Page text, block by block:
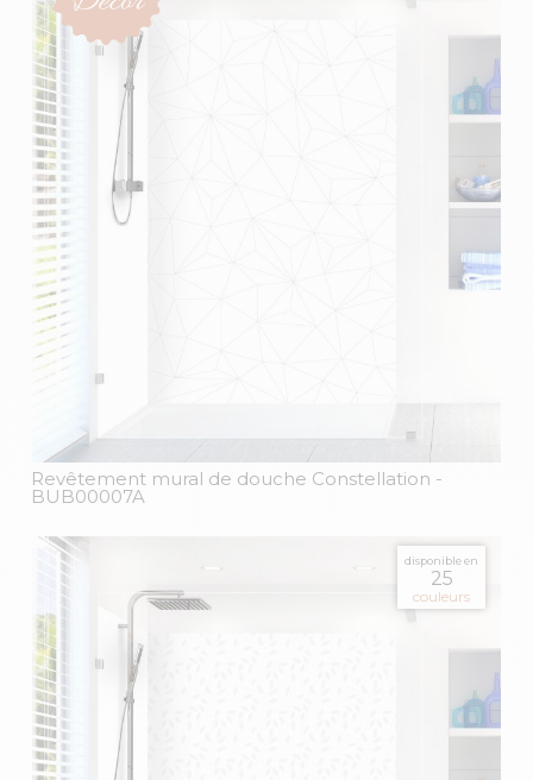
Revêtement mural de douche Constellation -
BUB00007A
disponible en
25
couleurs